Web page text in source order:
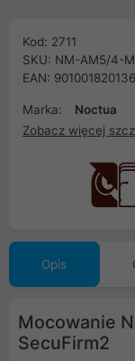
Kod: 2711
SKU: NM-AM5/4-
EAN:
Marka:
Noctua
Zobacz więcej
Opis
Mocowanie
SecuFirm2